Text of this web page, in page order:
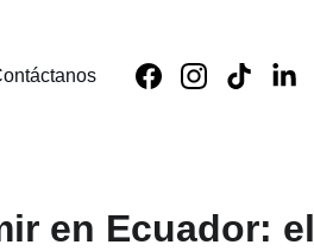
en Ecuador: el